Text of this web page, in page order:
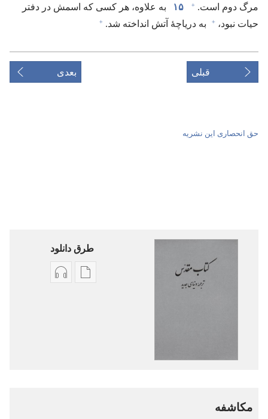
مرگ دوم است.‏ + ۱۵
به علاوه،‏ هر کسی که اسمش در دفتر
حیات نبود،‏ + به دریاچهٔ آتش انداخته شد.‏ +
قبلی بعدی
حق انحصاری این نشریه
طرق دانلود
گزینۀ گزینۀ
مکاشفه